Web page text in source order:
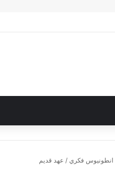
فكري / عهد قديم